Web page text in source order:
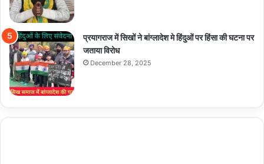
प्रयागराज में सिखों ने बांग्लादेश मे हिंदुओं पर हिंसा की घटना पर
जताया विरोध
December 28, 2025